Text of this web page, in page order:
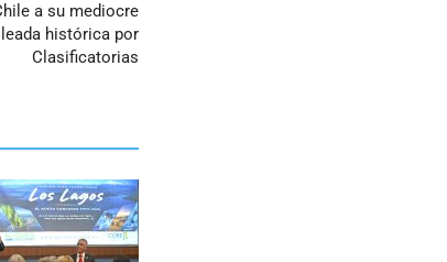
a su mediocre
histórica por
Clasificatorias